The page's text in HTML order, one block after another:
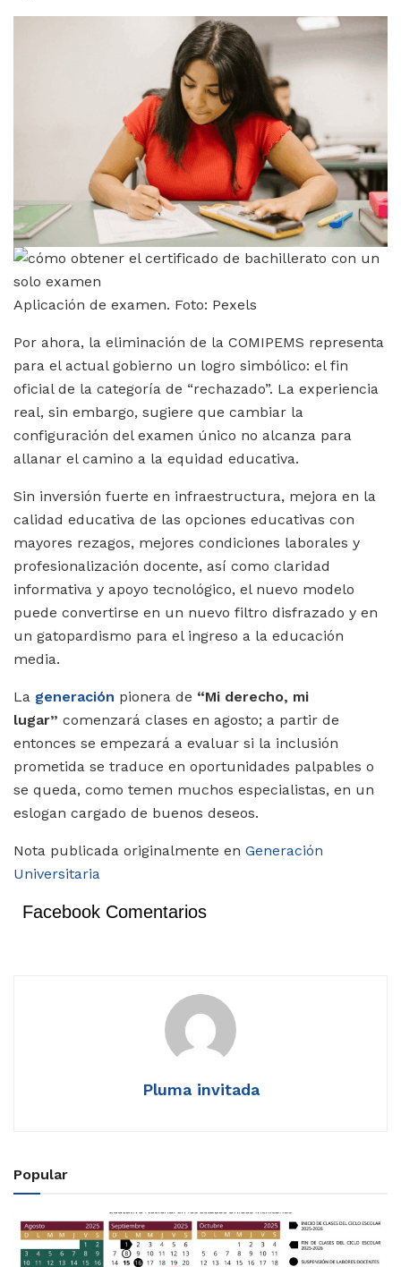
Aplicación de examen. Foto: Pexels
Por ahora, la eliminación de la COMIPEMS representa
para el actual gobierno un logro simbólico: el fin
oficial de la categoría de “rechazado”. La experiencia
real, sin embargo, sugiere que cambiar la
configuración del examen único no alcanza para
allanar el camino a la equidad educativa.
Sin inversión fuerte en infraestructura, mejora en la
calidad educativa de las opciones educativas con
mayores rezagos, mejores condiciones laborales y
profesionalización docente, así como claridad
informativa y apoyo tecnológico, el nuevo modelo
puede convertirse en un nuevo filtro disfrazado y en
un gatopardismo para el ingreso a la educación
media.
La generación pionera de “Mi derecho, mi
lugar” comenzará clases en agosto; a partir de
entonces se empezará a evaluar si la inclusión
prometida se traduce en oportunidades palpables o
se queda, como temen muchos especialistas, en un
eslogan cargado de buenos deseos.
Nota publicada originalmente en Generación
Universitaria
Facebook Comentarios
Pluma invitada
Popular